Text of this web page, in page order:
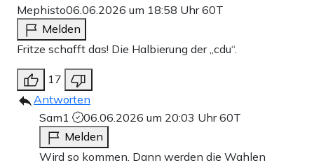
Mephisto06.06.2026 um 18:58 Uhr60T
Melden
Fritze schafft das! Die Halbierung der „cdu“.
17
Antworten
Sam1
06.06.2026 um 20:03 Uhr60T
Melden
Wird so kommen. Dann werden die Wahlen